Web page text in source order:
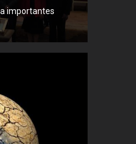
importantes